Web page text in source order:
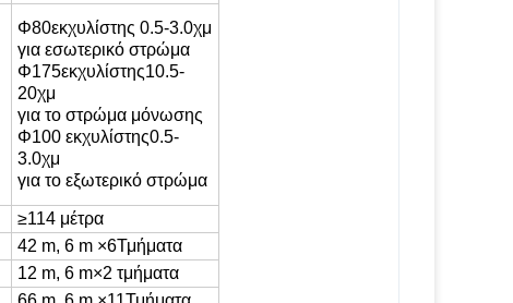
Φ80εκχυλίστης 0.5-3.0χμ
για εσωτερικό στρώμα
Φ175εκχυλίστης10.5-
20χμ
για το στρώμα μόνωσης
Φ100 εκχυλίστης0.5-
3.0χμ
για το εξωτερικό στρώμα
≥114 μέτρα
42 m, 6 m ×6Τμήματα
12 m, 6 m×2 τμήματα